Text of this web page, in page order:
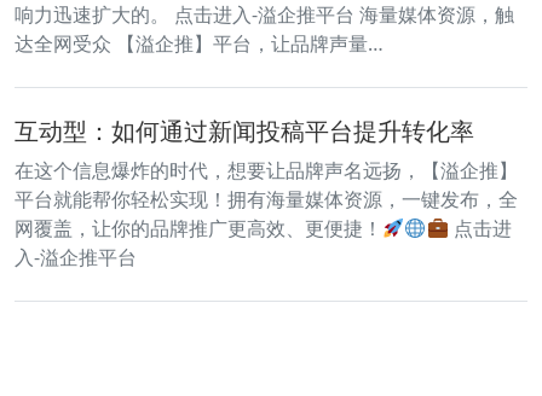
响力迅速扩大的。 点击进入-溢企推平台 海量媒体资源，触
达全网受众 【溢企推】平台，让品牌声量…
互动型：如何通过新闻投稿平台提升转化率
在这个信息爆炸的时代，想要让品牌声名远扬，【溢企推】
平台就能帮你轻松实现！拥有海量媒体资源，一键发布，全
网覆盖，让你的品牌推广更高效、更便捷！
点击进
入-溢企推平台